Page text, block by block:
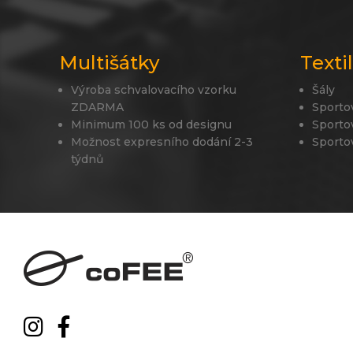
Multišátky
Výroba schvalovacího vzorku
ZDARMA
Minimum 100 ks od designu
Možnost expresního dodání 2-3
týdnů
Šály